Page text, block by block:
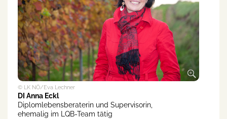
© LK NÖ/Eva Lechner
DI Anna Eckl
Diplomlebensberaterin und Supervisorin,
ehemalig im LQB-Team tätig